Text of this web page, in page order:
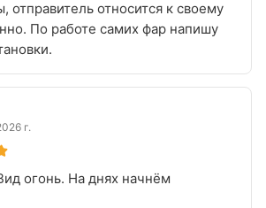
отправитель относится к своему
По работе самих фар напишу
г.
огонь. На днях начнём